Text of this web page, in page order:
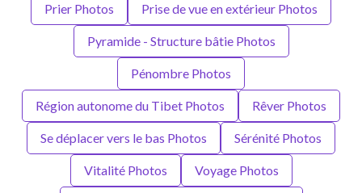
Prier Photos Prise de vue en extérieur Photos
Pyramide - Structure bâtie Photos
Pénombre Photos
Région autonome du Tibet Photos Rêver Photos
Se déplacer vers le bas Photos Sérénité Photos
Vitalité Photos Voyage Photos